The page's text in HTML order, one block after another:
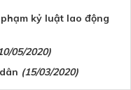
kỷ luật lao động
05/2020)
(15/03/2020)